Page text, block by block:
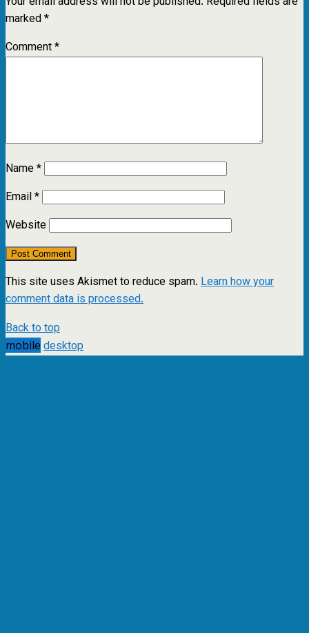
marked*
Comment*
Name*
Email*
Website
This site uses Akismet to reduce spam. Learn how your
comment data is processed.
Back to top
mobile desktop